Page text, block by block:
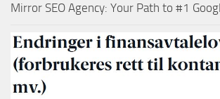
Mirror SEO Agency: Your Path to #1